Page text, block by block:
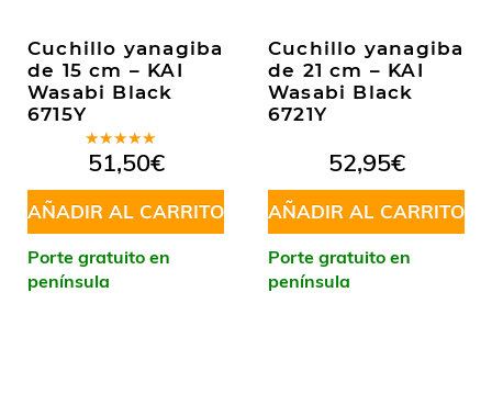
Cuchillo yanagiba
de 15 cm – KAI
Wasabi Black
6715Y
Valorado
en5.00de
5
51,50€
AÑADIR AL CARRITO
Porte gratuito en
península
Cuchillo yanagiba
de 21 cm – KAI
Wasabi Black
6721Y
52,95€
AÑADIR AL CARRITO
Porte gratuito en
península